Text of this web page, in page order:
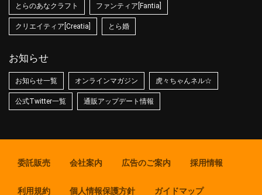
とらのあなクラフト ファンティア[Fantia]
クリエイティア[Creatia] とら婚
お知らせ
お知らせ一覧 オンラインマガジン 虎々ちゃんネル☆
公式Twitter一覧 通販アップデート情報
委託販売 会社案内 広告のご案内 採用情報
利用規約 個人情報保護方針 ガイドマップ